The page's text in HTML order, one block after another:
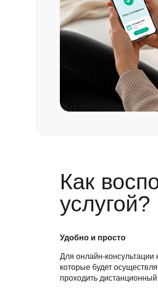
Как
услугой?
Удобно и просто
Для онлайн-
которые будет
проходить